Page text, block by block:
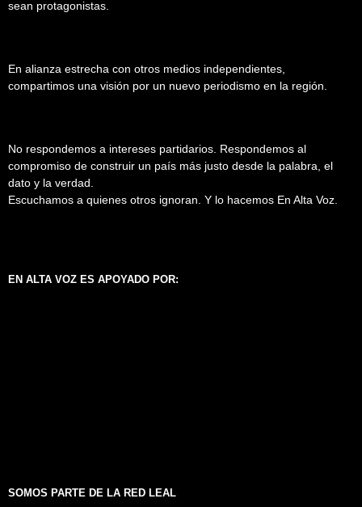
sean protagonistas.
En alianza estrecha con otros medios independientes,
compartimos una visión por un nuevo periodismo en la región.
No respondemos a intereses partidarios. Respondemos al
compromiso de construir un país más justo desde la palabra, el
dato y la verdad.
Escuchamos a quienes otros ignoran. Y lo hacemos En Alta Voz.
EN ALTA VOZ ES APOYADO POR:
SOMOS PARTE DE LA RED LEAL